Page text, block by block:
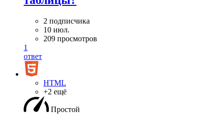
2 подписчика
10 июл.
209 просмотров
1
ответ
HTML
+2 ещё
Простой